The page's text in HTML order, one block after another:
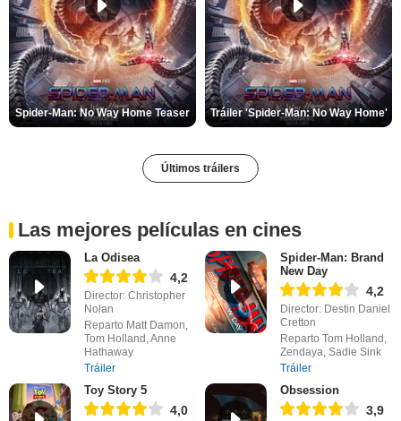
Spider-Man: No Way Home Teaser Tráiler 'Spider-Man: No Way Home'
Últimos tráilers
Las mejores películas en cines
La Odisea
4,2
Director: Christopher
Nolan
Reparto Matt Damon,
Tom Holland, Anne
Hathaway
Tráiler
Spider-Man: Brand
New Day
4,2
Director: Destin Daniel
Cretton
Reparto Tom Holland,
Zendaya, Sadie Sink
Tráiler
Toy Story 5
4,0
Obsession
3,9